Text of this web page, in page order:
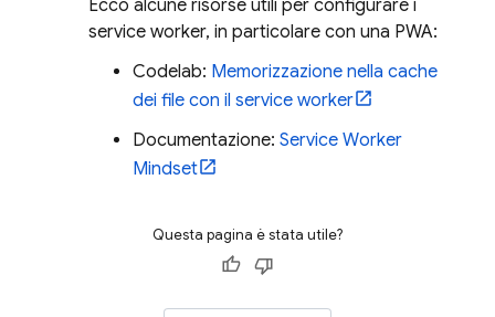
Ecco alcune risorse utili per configurare i
service worker, in particolare con una PWA:
Codelab: Memorizzazione nella cache
dei file con il service worker
Documentazione: Service Worker
Mindset
Questa pagina è stata utile?